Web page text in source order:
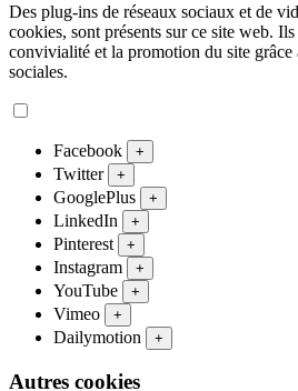
Des plug-ins de réseaux sociaux et de
cookies, sont présents sur ce site web.
convivialité et la promotion du site grâce
sociales.
Facebook +
Twitter +
GooglePlus +
LinkedIn +
Pinterest +
Instagram +
YouTube +
Vimeo +
Dailymotion +
Autres cookies